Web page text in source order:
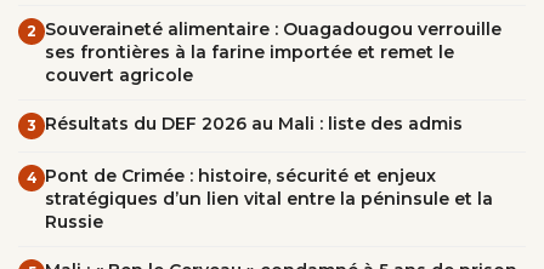
2 Souveraineté alimentaire : Ouagadougou verrouille
ses frontières à la farine importée et remet le
couvert agricole
3 Résultats du DEF 2026 au Mali : liste des admis
4 Pont de Crimée : histoire, sécurité et enjeux
stratégiques d’un lien vital entre la péninsule et la
Russie